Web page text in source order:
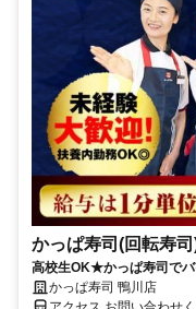
かっぱ寿司(回転寿
高校生OK★かっぱ寿司で
有★短時間OK★履歴書不要
かっぱ寿司 鴨川店